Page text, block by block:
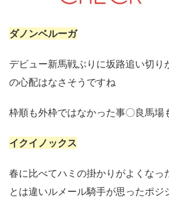
ダノンベルーガ
デビュー新馬戦ぶりに坂路追い切り
の心配はなさそうですね
枠順も外枠ではなかった事〇良馬場
イクイノックス
春に比べてハミの掛かりがよくなっ
とは違いルメール騎手が思ったポジ